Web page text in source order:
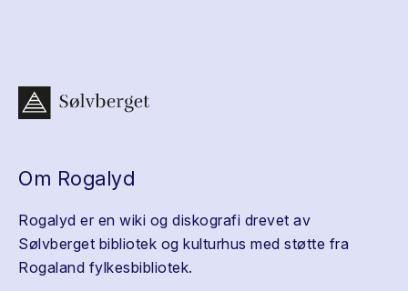
Om Rogalyd
Rogalyd er en wiki og diskografi drevet av
Sølvberget bibliotek og kulturhus med støtte fra
Rogaland fylkesbibliotek.